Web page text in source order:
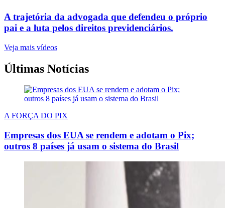
A trajetória da advogada que defendeu o próprio
pai e a luta pelos direitos previdenciários.
Veja mais vídeos
Últimas Notícias
A FORÇA DO PIX
Empresas dos EUA se rendem e adotam o Pix;
outros 8 países já usam o sistema do Brasil